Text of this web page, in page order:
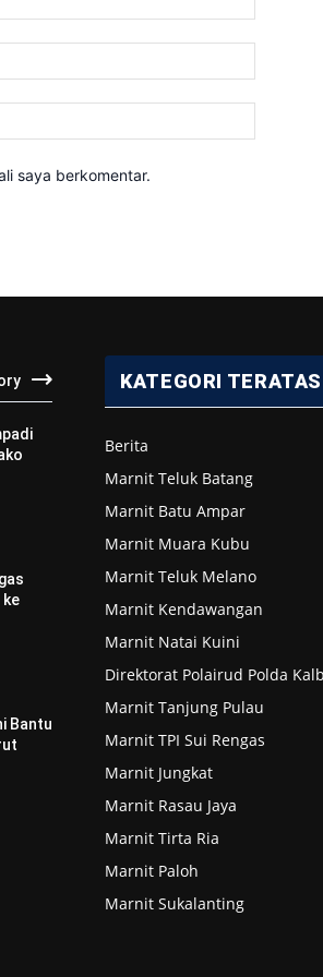
saya berkomentar.
ke
Bantu
KATEGORI TERATAS
Berita
Marnit Teluk Batang
Marnit Batu Ampar
Marnit Muara Kubu
Marnit Teluk Melano
Marnit Kendawangan
Marnit Natai Kuini
Direktorat Polairud Polda
Marnit Tanjung Pulau
Marnit TPI Sui Rengas
Marnit Jungkat
Marnit Rasau Jaya
Marnit Tirta Ria
Marnit Paloh
Marnit Sukalanting